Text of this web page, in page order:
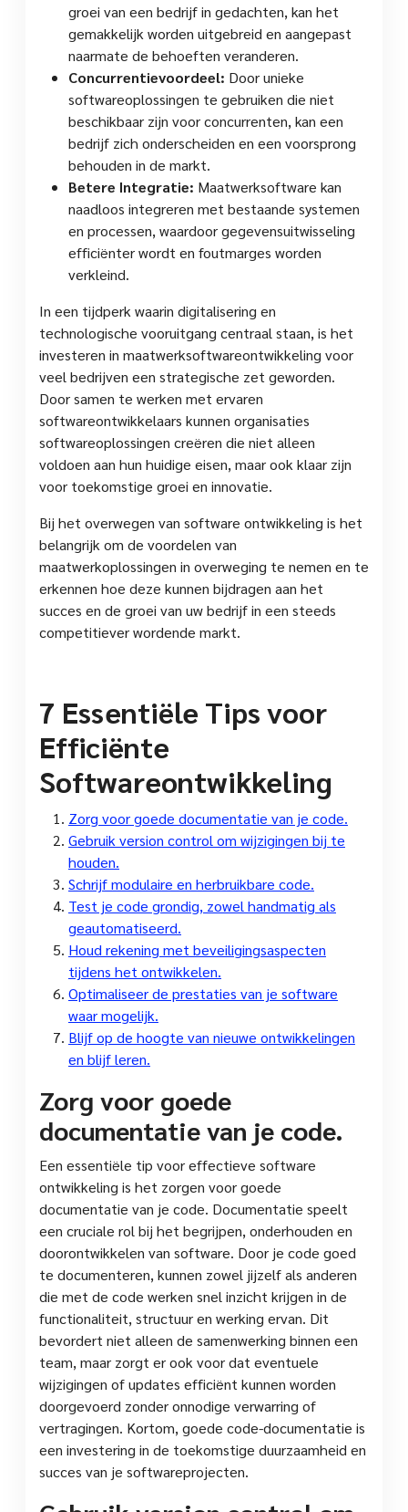
groei van een bedrijf in gedachten, kan het
gemakkelijk worden uitgebreid en aangepast
naarmate de behoeften veranderen.
Concurrentievoordeel: Door unieke
softwareoplossingen te gebruiken die niet
beschikbaar zijn voor concurrenten, kan een
bedrijf zich onderscheiden en een voorsprong
behouden in de markt.
Betere Integratie: Maatwerksoftware kan
naadloos integreren met bestaande systemen
en processen, waardoor gegevensuitwisseling
efficiënter wordt en foutmarges worden
verkleind.
In een tijdperk waarin digitalisering en
technologische vooruitgang centraal staan, is het
investeren in maatwerksoftwareontwikkeling voor
veel bedrijven een strategische zet geworden.
Door samen te werken met ervaren
softwareontwikkelaars kunnen organisaties
softwareoplossingen creëren die niet alleen
voldoen aan hun huidige eisen, maar ook klaar zijn
voor toekomstige groei en innovatie.
Bij het overwegen van software ontwikkeling is het
belangrijk om de voordelen van
maatwerkoplossingen in overweging te nemen en te
erkennen hoe deze kunnen bijdragen aan het
succes en de groei van uw bedrijf in een steeds
competitiever wordende markt.
7 Essentiële Tips voor
Efficiënte
Softwareontwikkeling
Zorg voor goede documentatie van je code.
Gebruik version control om wijzigingen bij te
houden.
Schrijf modulaire en herbruikbare code.
Test je code grondig, zowel handmatig als
geautomatiseerd.
Houd rekening met beveiligingsaspecten
tijdens het ontwikkelen.
Optimaliseer de prestaties van je software
waar mogelijk.
Blijf op de hoogte van nieuwe ontwikkelingen
en blijf leren.
Zorg voor goede
documentatie van je code.
Een essentiële tip voor effectieve software
ontwikkeling is het zorgen voor goede
documentatie van je code. Documentatie speelt
een cruciale rol bij het begrijpen, onderhouden en
doorontwikkelen van software. Door je code goed
te documenteren, kunnen zowel jijzelf als anderen
die met de code werken snel inzicht krijgen in de
functionaliteit, structuur en werking ervan. Dit
bevordert niet alleen de samenwerking binnen een
team, maar zorgt er ook voor dat eventuele
wijzigingen of updates efficiënt kunnen worden
doorgevoerd zonder onnodige verwarring of
vertragingen. Kortom, goede code-documentatie is
een investering in de toekomstige duurzaamheid en
succes van je softwareprojecten.